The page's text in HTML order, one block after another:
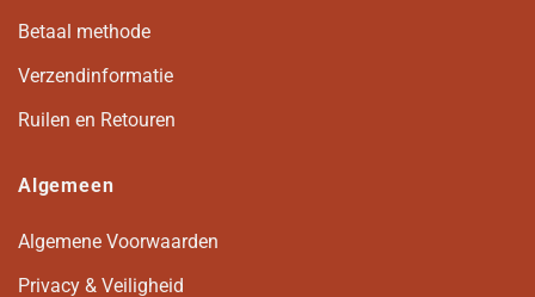
Betaal methode
Verzendinformatie
Ruilen en Retouren
Algemeen
Algemene Voorwaarden
Privacy & Veiligheid